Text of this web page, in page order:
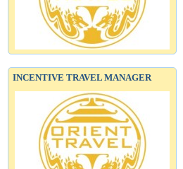
INCENTIVE TRAVEL MANAGER